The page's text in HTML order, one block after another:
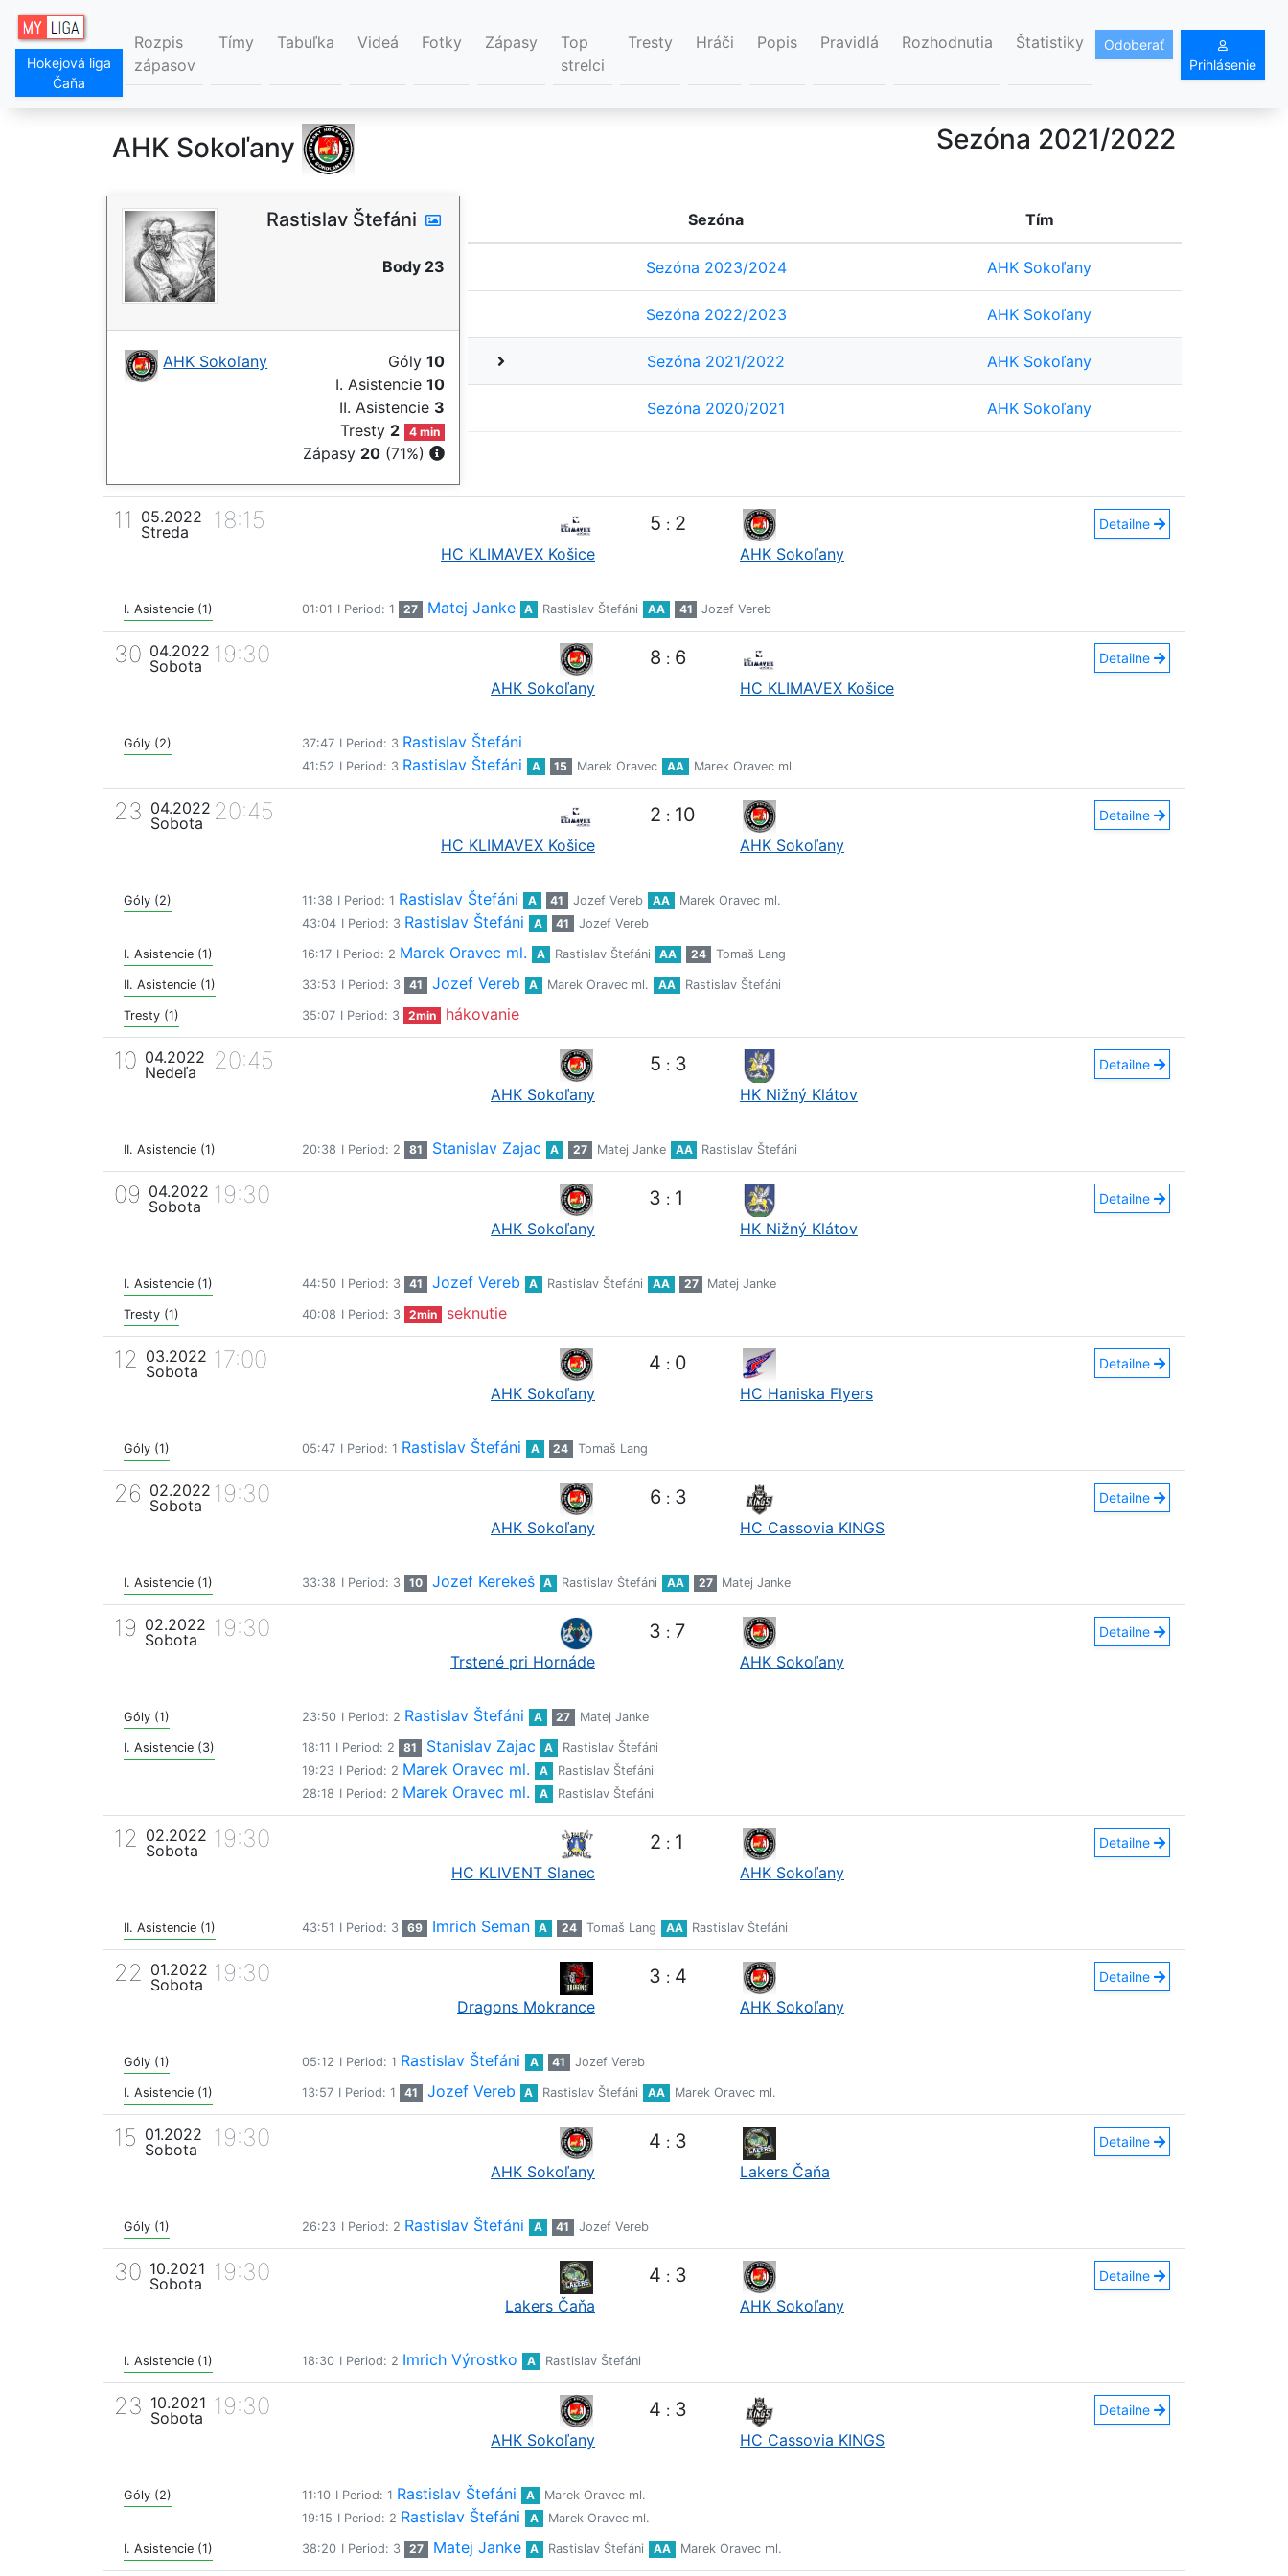
Hokejová liga
Čaňa
Rozpis
zápasov
Tímy Tabuľka Videá Fotky Zápasy
Top
strelci
Tresty Hráči Popis Pravidlá Rozhodnutia Štatistiky
Odoberať
Prihlásenie
AHK Sokoľany Sezóna 2021/2022
Rastislav Štefáni
Body 23
AHK Sokoľany Góly 10
I. Asistencie 10
II. Asistencie 3
Tresty 2 4 min
Zápasy 20 (71%)
Sezóna Tím
Sezóna 2023/2024 AHK Sokoľany
Sezóna 2022/2023 AHK Sokoľany
Sezóna 2021/2022 AHK Sokoľany
Sezóna 2020/2021 AHK Sokoľany
11
05.2022
Streda
18:15
HC KLIMAVEX Košice
5 : 2
AHK Sokoľany
Detailne
I. Asistencie (1) 01:01 I Period: 1 27 Matej Janke A Rastislav Štefáni AA 41 Jozef Vereb
30 04.2022
Sobota
19:30
AHK Sokoľany
8 : 6
HC KLIMAVEX Košice
Detailne
Góly (2) 37:47 I Period: 3 Rastislav Štefáni
41:52 I Period: 3 Rastislav Štefáni A 15 Marek Oravec AA Marek Oravec ml.
23 04.2022
Sobota
20:45
HC KLIMAVEX Košice
2 : 10
AHK Sokoľany
Detailne
Góly (2) 11:38 I Period: 1 Rastislav Štefáni A 41 Jozef Vereb AA
Marek Oravec ml.
43:04 I Period: 3 Rastislav Štefáni A 41 Jozef Vereb
I. Asistencie (1) 16:17 I Period: 2 Marek Oravec ml. A Rastislav Štefáni AA 24 Tomaš Lang
II. Asistencie (1) 33:53 I Period: 3 41 Jozef Vereb A Marek Oravec ml. AA Rastislav Štefáni
Tresty (1) 35:07 I Period: 3 2min hákovanie
10 04.2022
Nedeľa
20:45
AHK Sokoľany
5 : 3
HK Nižný Klátov
Detailne
II. Asistencie (1) 20:38 I Period: 2 81 Stanislav Zajac A 27 Matej Janke AA Rastislav Štefáni
09 04.2022
Sobota
19:30
AHK Sokoľany
3 : 1
HK Nižný Klátov
Detailne
I. Asistencie (1) 44:50 I Period: 3 41 Jozef Vereb A Rastislav Štefáni AA 27 Matej Janke
Tresty (1) 40:08 I Period: 3 2min seknutie
12 03.2022
Sobota
17:00
AHK Sokoľany
4 : 0
HC Haniska Flyers
Detailne
Góly (1) 05:47 I Period: 1 Rastislav Štefáni A 24 Tomaš Lang
26 02.2022
Sobota
19:30
AHK Sokoľany
6 : 3
HC Cassovia KINGS
Detailne
I. Asistencie (1) 33:38 I Period: 3 10 Jozef Kerekeš A Rastislav Štefáni AA 27 Matej Janke
19 02.2022
Sobota
19:30
Trstené pri Hornáde
3 : 7
AHK Sokoľany
Detailne
Góly (1) 23:50 I Period: 2 Rastislav Štefáni A 27 Matej Janke
I. Asistencie (3) 18:11 I Period: 2 81 Stanislav Zajac A
Rastislav Štefáni
19:23 I Period: 2 Marek Oravec ml. A
Rastislav Štefáni
28:18 I Period: 2 Marek Oravec ml. A Rastislav Štefáni
12 02.2022
Sobota
19:30
HC KLIVENT Slanec
2 : 1
AHK Sokoľany
Detailne
II. Asistencie (1) 43:51 I Period: 3 69 Imrich Seman A 24 Tomaš Lang AA Rastislav Štefáni
22 01.2022
Sobota
19:30
Dragons Mokrance
3 : 4
AHK Sokoľany
Detailne
Góly (1) 05:12 I Period: 1 Rastislav Štefáni A 41 Jozef Vereb
I. Asistencie (1) 13:57 I Period: 1 41 Jozef Vereb A Rastislav Štefáni AA Marek Oravec ml.
15 01.2022
Sobota
19:30
AHK Sokoľany
4 : 3
Lakers Čaňa
Detailne
Góly (1) 26:23 I Period: 2 Rastislav Štefáni A 41 Jozef Vereb
30 10.2021
Sobota
19:30
Lakers Čaňa
4 : 3
AHK Sokoľany
Detailne
I. Asistencie (1) 18:30 I Period: 2 Imrich Výrostko A Rastislav Štefáni
23 10.2021
Sobota
19:30
AHK Sokoľany
4 : 3
HC Cassovia KINGS
Detailne
Góly (2) 11:10 I Period: 1 Rastislav Štefáni A
Marek Oravec ml.
19:15 I Period: 2 Rastislav Štefáni A Marek Oravec ml.
I. Asistencie (1) 38:20 I Period: 3 27 Matej Janke A Rastislav Štefáni AA Marek Oravec ml.